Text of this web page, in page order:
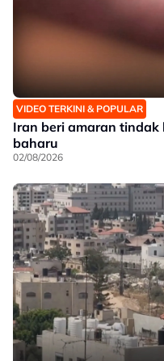
VIDEO TERKINI & POPULAR
Iran beri amaran
baharu
02/08/2026